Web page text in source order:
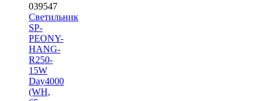
039547
Светильник
SP-
PEONY-
HANG-
R250-
15W
Day4000
(WH,